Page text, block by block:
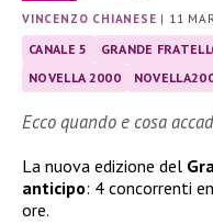
VINCENZO CHIANESE | 11
CANALE 5 GRANDE
NOVELLA 2000
Ecco quando e cosa
La nuova edizione del
anticipo: 4 concorrenti
ore.